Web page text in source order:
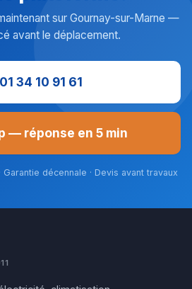
sur Gournay-sur-Marne —
avant le déplacement.
34 10 91 61
— réponse en 5 min
décennale · Devis avant travaux